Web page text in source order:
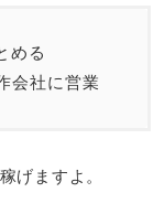
める
会社に営業
げますよ。